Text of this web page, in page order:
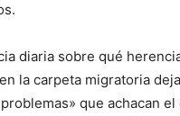
diaria sobre qué
la carpeta migratoria
que achacan el